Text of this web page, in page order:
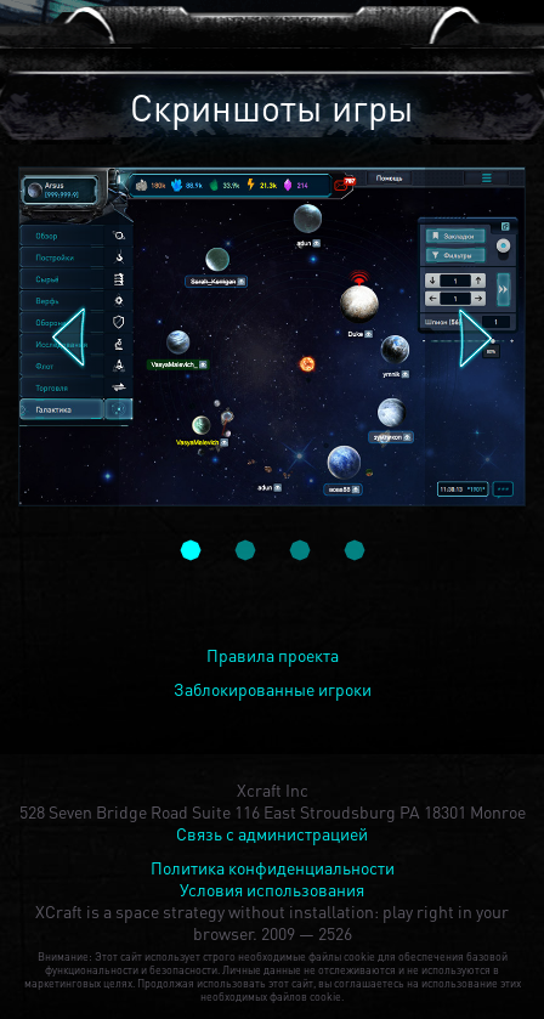
Скриншоты игры
Правила проекта
Заблокированные игроки
Xcraft Inc
528 Seven Bridge Road Suite 116 East Stroudsburg PA 18301 Monroe
Связь с администрацией
Политика конфиденциальности
Условия использования
XCraft is a space strategy without installation: play right in your
browser. 2009 — 2526
Внимание: Этот сайт использует строго необходимые файлы cookie для обеспечения базовой
функциональности и безопасности. Личные данные не отслеживаются и не используются в
маркетинговых целях. Продолжая использовать этот сайт, вы соглашаетесь на использование этих
необходимых файлов cookie.